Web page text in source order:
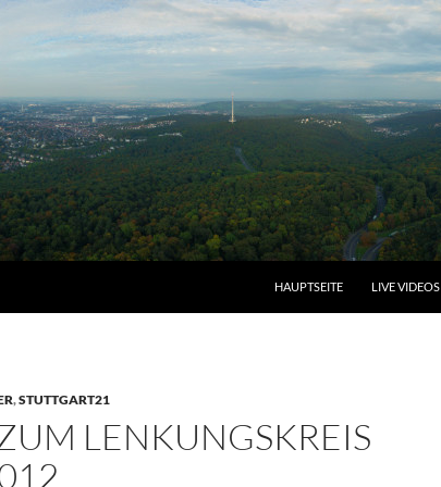
HAUPTSEITE LIVE VIDEOS
,STUTTGART21
LENKUNGSKREIS